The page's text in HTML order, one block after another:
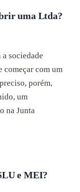
uma Ltda?
sociedade
começar com um
porém,
um
na Junta
e MEI?